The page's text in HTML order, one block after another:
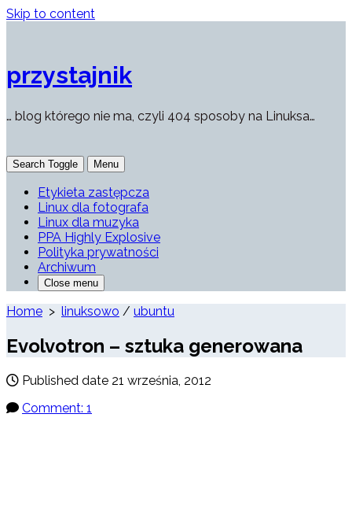
Skip to content
przystajnik
… blog którego nie ma, czyli 404 sposoby na Linuksa…
Search Toggle Menu
Etykieta zastępcza
Linux dla fotografa
Linux dla muzyka
PPA Highly Explosive
Polityka prywatności
Archiwum
Close menu
Home > linuksowo / ubuntu
Evolvotron – sztuka generowana
Published date 21 września, 2012
Comment: 1